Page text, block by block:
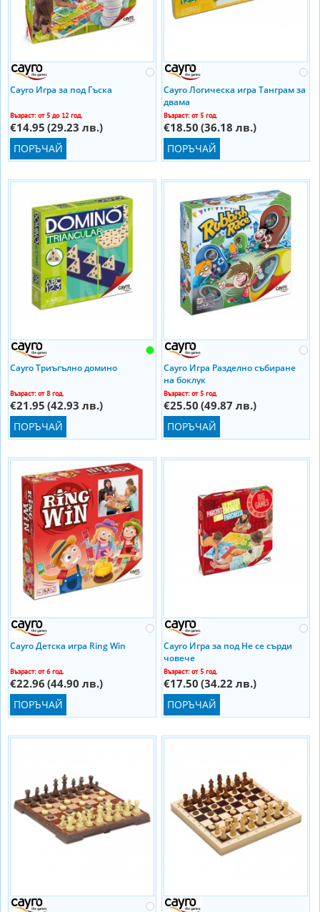
Cayro Игра за под Гъска
Възраст: от 5 до 12 год.
€14.95 (29.23 лв.)
ПОРЪЧАЙ
Cayro Логическа игра Танграм за
двама
Възраст: от 5 год.
€18.50 (36.18 лв.)
ПОРЪЧАЙ
Cayro Триъгълно домино
Възраст: от 8 год.
€21.95 (42.93 лв.)
ПОРЪЧАЙ
Cayro Игра Разделно събиране
на боклук
Възраст: от 5 год.
€25.50 (49.87 лв.)
ПОРЪЧАЙ
Cayro Детска игра Ring Win
Възраст: от 6 год.
€22.96 (44.90 лв.)
ПОРЪЧАЙ
Cayro Игра за под Не се сърди
човече
Възраст: от 5 год.
€17.50 (34.22 лв.)
ПОРЪЧАЙ